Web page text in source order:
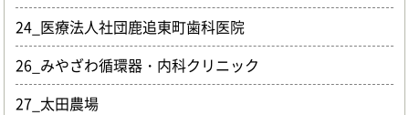
24_医療法人社団鹿追東町歯科医院
26_みやざわ循環器・内科クリニック
27_太田農場